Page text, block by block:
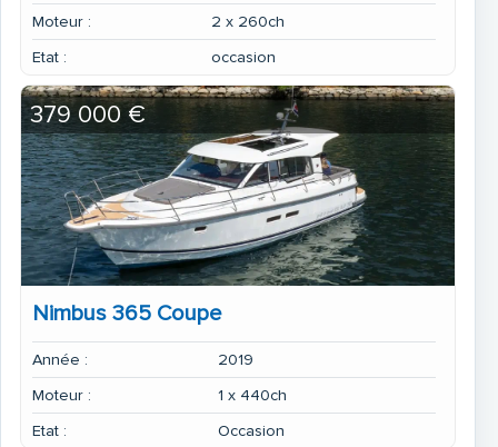
Simrad Autopilot
Simrad zusätzlicher Echolotgeber
Simrad Touchplotter NSS 16" Evo 3S (Aufpreis)
Moteur :
2 x 260ch
Etat :
occasion
Nimbus 365 Coupe
Année :
2019
Moteur :
1 x 440ch
Etat :
Occasion
379 000 €